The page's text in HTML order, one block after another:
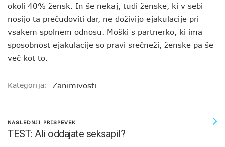
okoli 40% žensk. In še nekaj, tudi ženske, ki v sebi
nosijo ta prečudoviti dar, ne doživijo ejakulacije pri
vsakem spolnem odnosu. Moški s partnerko, ki ima
sposobnost ejakulacije so pravi srečneži, ženske pa še
več kot to.
Kategorija: Zanimivosti
NASLEDNJI PRISPEVEK
TEST: Ali oddajate seksapil?